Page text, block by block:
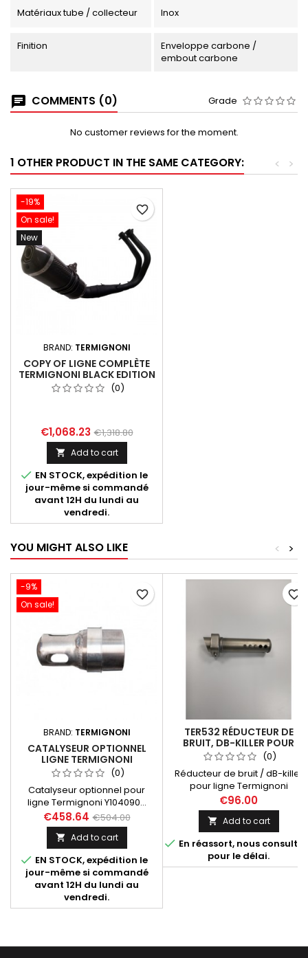
Matériaux tube / collecteur Inox
Finition
Enveloppe carbone /
embout carbone
COMMENTS (0) Grade
No customer reviews for the moment.
1 OTHER PRODUCT IN THE SAME CATEGORY: >
<
-19%
On sale!
New
BRAND: TERMIGNONI
COPY OF LIGNE COMPLÈTE
TERMIGNONI BLACK EDITION
NOIRE ET CARBONE POUR
YAMAHA MT-07/XSR 700
(0)
€1,068.23 €1,318.80
 Add to cart
 EN STOCK, expédition le
jour-même si commandé
avant 12H du lundi au
vendredi.
favorite_border
YOU MIGHT ALSO LIKE >
<
-9%
On sale!
BRAND: TERMIGNONI
CATALYSEUR OPTIONNEL
LIGNE TERMIGNONI
Y104090...(0)
Catalyseur optionnel pour
ligne Termignoni Y104090...
destinée aux Yamaha MT-07
(toutes années), XSR 700
(toutes années). Fourni avec
notice d'installation et certificat
d'homologation Euro 4.
€458.64 €504.00
 Add to cart
 EN STOCK, expédition le
jour-même si commandé
avant 12H du lundi au
vendredi.
favorite_border
TER532 RÉDUCTEUR DE
BRUIT, DB-KILLER POUR
LIGNE TERMIGNONI
Y104090... (MT-07, XSR 700,
TRACER 700)
(0)
Réducteur de bruit / dB-killer
pour ligne Termignoni
Y104090... Compatibles avec
les références
d'échappements suivantes :
Y104090CV, Y104090CVB,
Y104090TV.
€96.00
 Add to cart
 En réassort, nous consulter
pour le délai.
favorite_border